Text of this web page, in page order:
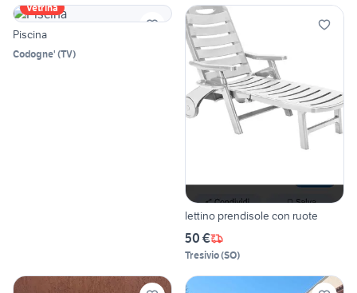
Vetrina
Piscina
Codogne' (TV)
lettino prendisole con ruote
50 €
Tresivio(SO)